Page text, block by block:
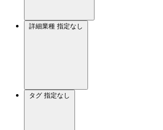
詳細業種 指定なし
タグ 指定なし